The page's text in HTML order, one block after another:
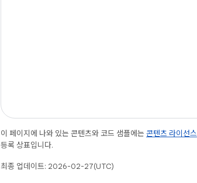
이 페이지에 나와 있는 콘텐츠와 코드 샘플에는 콘텐츠 라이선스
등록 상표입니다.
최종 업데이트: 2026-02-27(UTC)